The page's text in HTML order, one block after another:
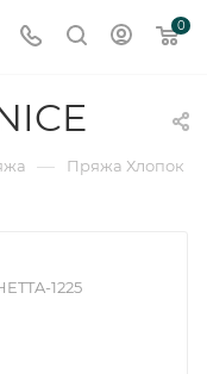
0
— Пряжа Хлопок
1225